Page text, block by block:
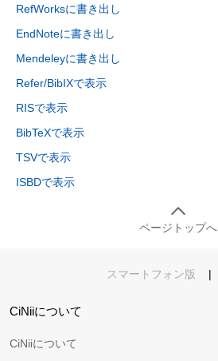
RefWorksに書き出し
EndNoteに書き出し
Mendeleyに書き出し
Refer/BibIXで表示
RISで表示
BibTeXで表示
TSVで表示
ISBDで表示
ページトップへ
スマートフォン版 |
CiNiiについて
CiNiiについて